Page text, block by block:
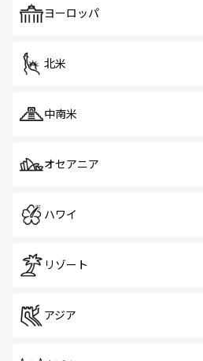
で、ホーカーズは地元の風
ヨーロッパ
北米
中南米
オセアニア
ハワイ
リゾート
アジア